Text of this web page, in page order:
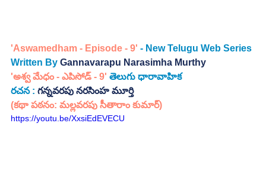
'Aswamedham - Episode - 9' - New Telugu Web Series
Written By Gannavarapu Narasimha Murthy
'అశ్వ మేధం - ఎపిసోడ్ - 9' తెలుగు ధారావాహిక
రచన : గన్నవరపు నరసింహ మూర్తి
(కథా పఠనం: మల్లవరపు సీతారాం కుమార్)
https://youtu.be/XxsiEdEVECU